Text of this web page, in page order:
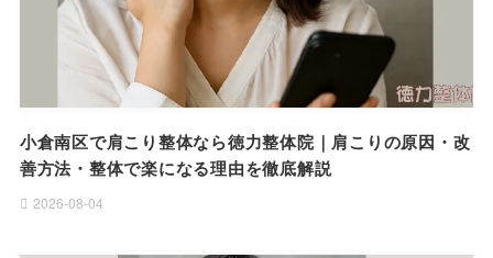
小倉南区で肩こり整体なら徳力整体院｜肩こりの原因・改
善方法・整体で楽になる理由を徹底解説
2026-08-04